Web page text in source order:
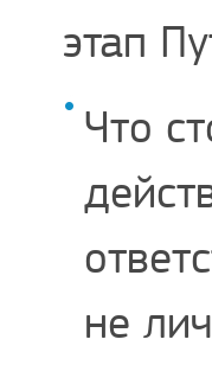
этап
Что
не